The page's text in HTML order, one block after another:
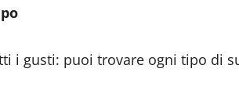
i gusti: puoi trovare ogni tipo di